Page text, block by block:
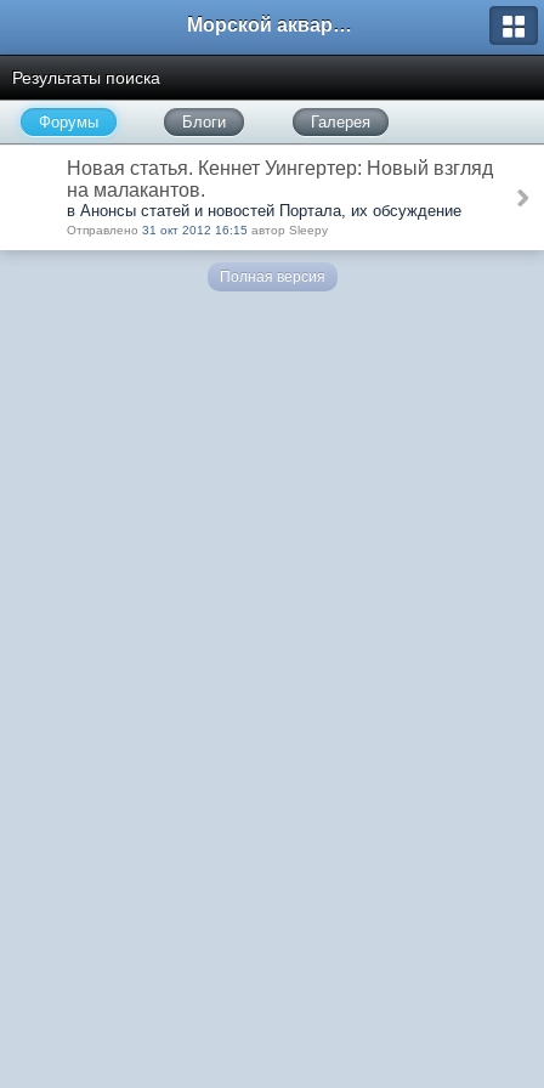
Морской аквариум. Форумы ReefCentral.ru
Результаты поиска
Форумы Блоги Галерея
Новая статья. Кеннет Уингертер: Новый взгляд
на малакантов.
в Анонсы статей и новостей Портала, их обсуждение
Отправлено 31 окт 2012 16:15 автор Sleepy
Полная версия